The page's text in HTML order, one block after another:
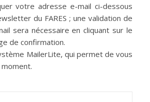
votre adresse e-mail ci-dessous
du FARES ; une validation de
sera nécessaire en cliquant sur le
de confirmation.
MailerLite, qui permet de vous